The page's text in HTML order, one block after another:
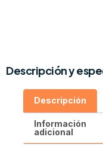
Descripción y
Descripción
Información
adicional